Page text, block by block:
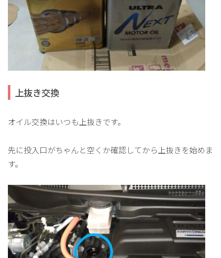
上抜き交換
オイル交換はいつも上抜きです。
先に投入口がちゃんと空くか確認してから上抜きを始めま
す。